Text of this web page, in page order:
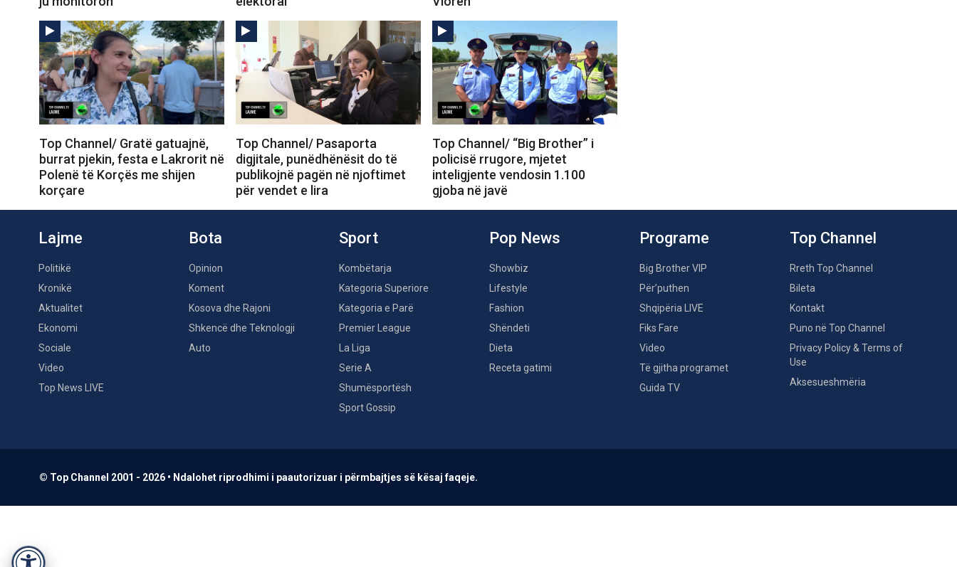
Top Channel/ Gratë gatuajnë,
burrat pjekin, festa e Lakrorit në
Polenë të Korçës me shijen
korçare
Top Channel/ Pasaporta
digjitale, punëdhënësit do të
publikojnë pagën në njoftimet
për vendet e lira
Top Channel/ “Big Brother” i
policisë rrugore, mjetet
inteligjente vendosin 1.100
gjoba në javë
Lajme
Politikë
Kronikë
Aktualitet
Ekonomi
Sociale
Video
Top News LIVE
Bota
Opinion
Koment
Kosova dhe Rajoni
Shkencë dhe Teknologji
Auto
Sport
Kombëtarja
Kategoria Superiore
Kategoria e Parë
Premier League
La Liga
Serie A
Shumësportësh
Sport Gossip
Pop News
Showbiz
Lifestyle
Fashion
Shëndeti
Dieta
Receta gatimi
Programe
Big Brother VIP
Për’puthen
Shqipëria LIVE
Fiks Fare
Video
Të gjitha programet
Guida TV
Top Channel
Rreth Top Channel
Bileta
Kontakt
Puno në Top Channel
Privacy Policy & Terms of
Use
Aksesueshmëria
© Top Channel 2001 - 2026 • Ndalohet riprodhimi i paautorizuar i përmbajtjes së kësaj faqeje.